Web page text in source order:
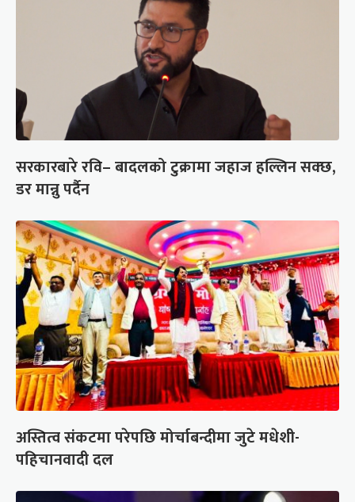
सरकारबारे रवि– बादलको टुक्रामा जहाज हल्लिन सक्छ,
डर मान्नु पर्दैन
अस्तित्व संकटमा परेपछि मोर्चाबन्दीमा जुटे मधेशी-
पहिचानवादी दल